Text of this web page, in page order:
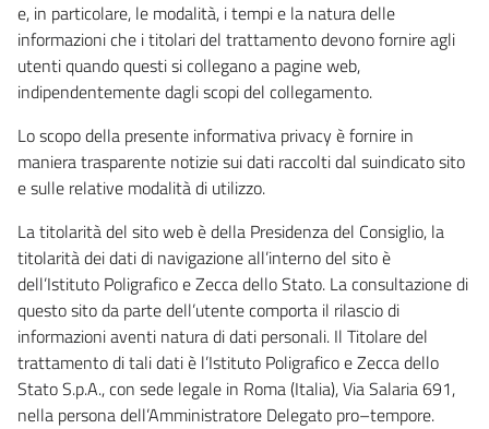
e, in particolare, le modalità, i tempi e la natura delle
informazioni che i titolari del trattamento devono fornire agli
utenti quando questi si collegano a pagine web,
indipendentemente dagli scopi del collegamento.
Lo scopo della presente informativa privacy è fornire in
maniera trasparente notizie sui dati raccolti dal suindicato sito
e sulle relative modalità di utilizzo.
La titolarità del sito web è della Presidenza del Consiglio, la
titolarità dei dati di navigazione all’interno del sito è
dell’Istituto Poligrafico e Zecca dello Stato. La consultazione di
questo sito da parte dell’utente comporta il rilascio di
informazioni aventi natura di dati personali. Il Titolare del
trattamento di tali dati è l’Istituto Poligrafico e Zecca dello
Stato S.p.A., con sede legale in Roma (Italia), Via Salaria 691,
nella persona dell’Amministratore Delegato pro–tempore.